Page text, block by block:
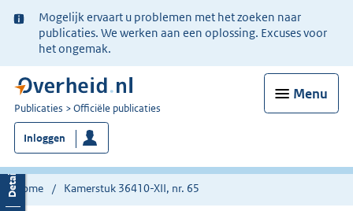
Ter
informatie:
Mogelijk ervaart u problemen met het zoeken naar
publicaties. We werken aan een oplossing. Excuses voor
het ongemak.
Menu
U
bent
nu
hier:
Publicaties Officiële publicaties
Inloggen
Home Kamerstuk 36410-XII, nr. 65